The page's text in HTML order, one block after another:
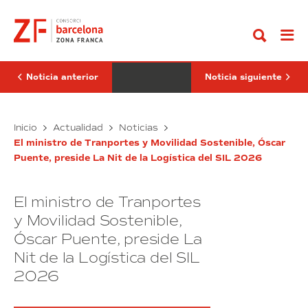
contenido
Barcelona
empieza
reivindicando
capacidad
de
de
la
logística
en
global
Noticia anterior
robot
que
un
proyecto
que
Noticia siguiente
Inicio Actualidad Noticias
El ministro de Tranportes y Movilidad Sostenible, Óscar
Puente, preside La Nit de la Logística del SIL 2026
El ministro de Tranportes
y Movilidad Sostenible,
Óscar Puente, preside La
Nit de la Logística del SIL
2026
SIL
Barcelona
empieza
capacidad
de
innovación
y
el
peso
de
2026
premia